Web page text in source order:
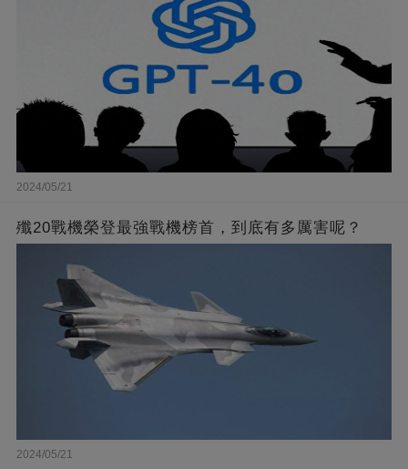
2024/05/21
殲20戰機榮登最強戰機榜首，到底有多厲害呢？
2024/05/21